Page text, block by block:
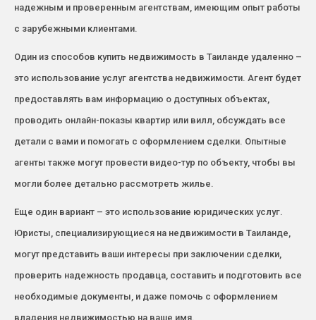
надежным и проверенным агентствам, имеющим опыт работы
с зарубежными клиентами.
Один из способов купить недвижимость в Таиланде удаленно –
это использование услуг агентства недвижимости. Агент будет
предоставлять вам информацию о доступных объектах,
проводить онлайн-показы квартир или вилл, обсуждать все
детали с вами и помогать с оформлением сделки. Опытные
агенты также могут провести видео-тур по объекту, чтобы вы
могли более детально рассмотреть жилье.
Еще один вариант – это использование юридических услуг.
Юристы, специализирующиеся на недвижимости в Таиланде,
могут представить ваши интересы при заключении сделки,
проверить надежность продавца, составить и подготовить все
необходимые документы, и даже помочь с оформлением
владения недвижимостью на ваше имя.